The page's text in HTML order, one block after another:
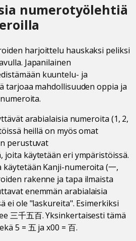
numerotyölehtiä
harjoittelu hauskaksi peliksi
Japanilainen
kuuntelu- ja
tarjoaa mahdollisuuden oppia ja
arabialaisia numeroita (1, 2,
heillä on myös omat
perustuvat
joita käytetään eri ympäristöissä.
Kanji-numeroita (一,
rakenne ja tapa ilmaista
enemmän arabialaisia
ei ole "laskureita". Esimerkiksi
三千五百. Yksinkertaisesti tämä
5 = 五 ja x00 = 百.